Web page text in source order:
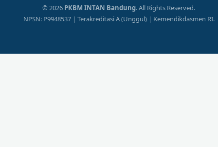
© 2026 PKBM INTAN Bandung. All Rights Reserved.
NPSN: P9948537 | Terakreditasi A (Unggul) | Kemendikdasmen RI.